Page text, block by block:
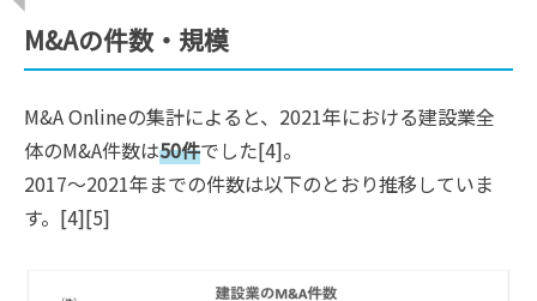
M&Aの件数・規模
M&A Onlineの集計によると、2021年における建設業全
体のM&A件数は50件でした[4]。
2017〜2021年までの件数は以下のとおり推移していま
す。[4][5]